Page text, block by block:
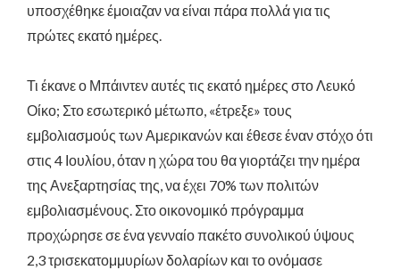
υποσχέθηκε έμοιαζαν να είναι πάρα πολλά για τις
πρώτες εκατό ημέρες.
Τι έκανε ο Μπάιντεν αυτές τις εκατό ημέρες στο Λευκό
Οίκο; Στο εσωτερικό μέτωπο, «έτρεξε» τους
εμβολιασμούς των Αμερικανών και έθεσε έναν στόχο ότι
στις 4 Ιουλίου, όταν η χώρα του θα γιορτάζει την ημέρα
της Ανεξαρτησίας της, να έχει 70% των πολιτών
εμβολιασμένους. Στο οικονομικό πρόγραμμα
προχώρησε σε ένα γενναίο πακέτο συνολικού ύψους
2,3 τρισεκατομμυρίων δολαρίων και το ονόμασε